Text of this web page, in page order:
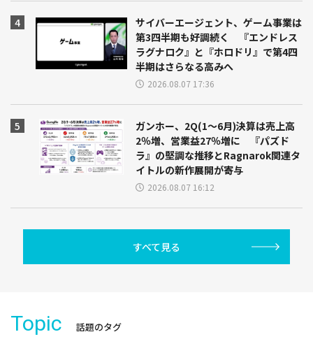
サイバーエージェント、ゲーム事業は
第3四半期も好調続く 『エンドレス
ラグナロク』と『ホロドリ』で第4四
半期はさらなる高みへ
2026.08.07 17:36
ガンホー、2Q(1～6月)決算は売上高
2％増、営業益27％増に 『パズド
ラ』の堅調な推移とRagnarok関連タ
イトルの新作展開が寄与
2026.08.07 16:12
すべて見る
Topic 話題のタグ